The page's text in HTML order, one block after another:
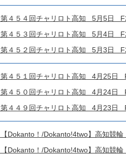
第４５４回チャリロト高知 5月5日
第４５３回チャリロト高知 5月4日
第４５２回チャリロト高知 5月3日
第４５１回チャリロト高知 4月25日
第４５０回チャリロト高知 4月24日
第４４９回チャリロト高知 4月23日
【Dokanto！/Dokanto!4two】高知競
【Dokanto！/Dokanto!4two】高知競